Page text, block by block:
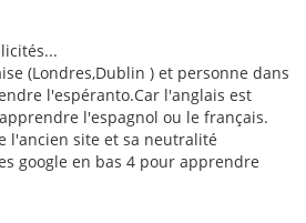
(Londres,Dublin ) et personne dans
l'espéranto.Car l'anglais est
l'espagnol ou le français.
l'ancien site et sa neutralité
google en bas 4 pour apprendre